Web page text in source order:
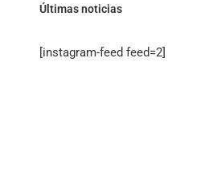
Últimas noticias
[instagram-feed feed=2]